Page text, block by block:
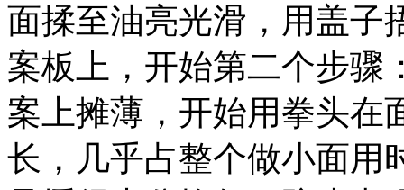
面揉至油亮光滑，用盖子
案板上，开始第二个步骤
案上摊薄，开始用拳头在
长，几乎占整个做小面用